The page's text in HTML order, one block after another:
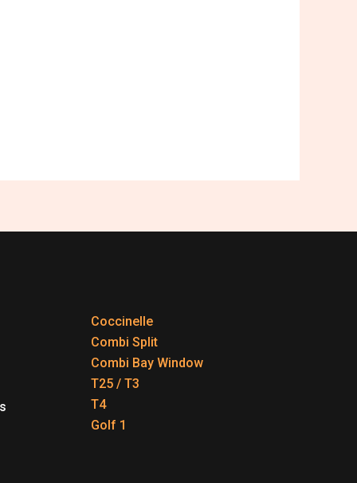
Coccinelle
Combi Split
Combi Bay Window
T25 / T3
T4
Golf 1